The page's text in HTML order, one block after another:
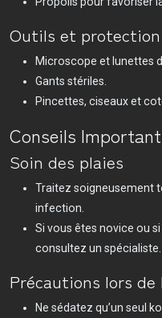
Outils et protection
Microscope et lunettes
Gants stériles.
Pincettes, ciseaux et
Conseils
Soin des plaies
Traitez soigneusement
infection.
Si vous êtes novice ou
consultez un spécialiste.
Précautions lors de
Ne sédatez qu’un seul